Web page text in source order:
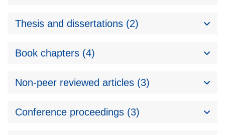
Thesis and dissertations (2)
Book chapters (4)
Non-peer reviewed articles (3)
Conference proceedings (3)